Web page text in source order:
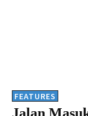
FEATURES
Jalan